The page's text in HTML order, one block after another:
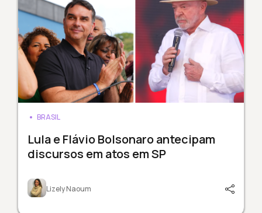
BRASIL
Lula e Flávio Bolsonaro antecipam
discursos em atos em SP
Lizely Naoum